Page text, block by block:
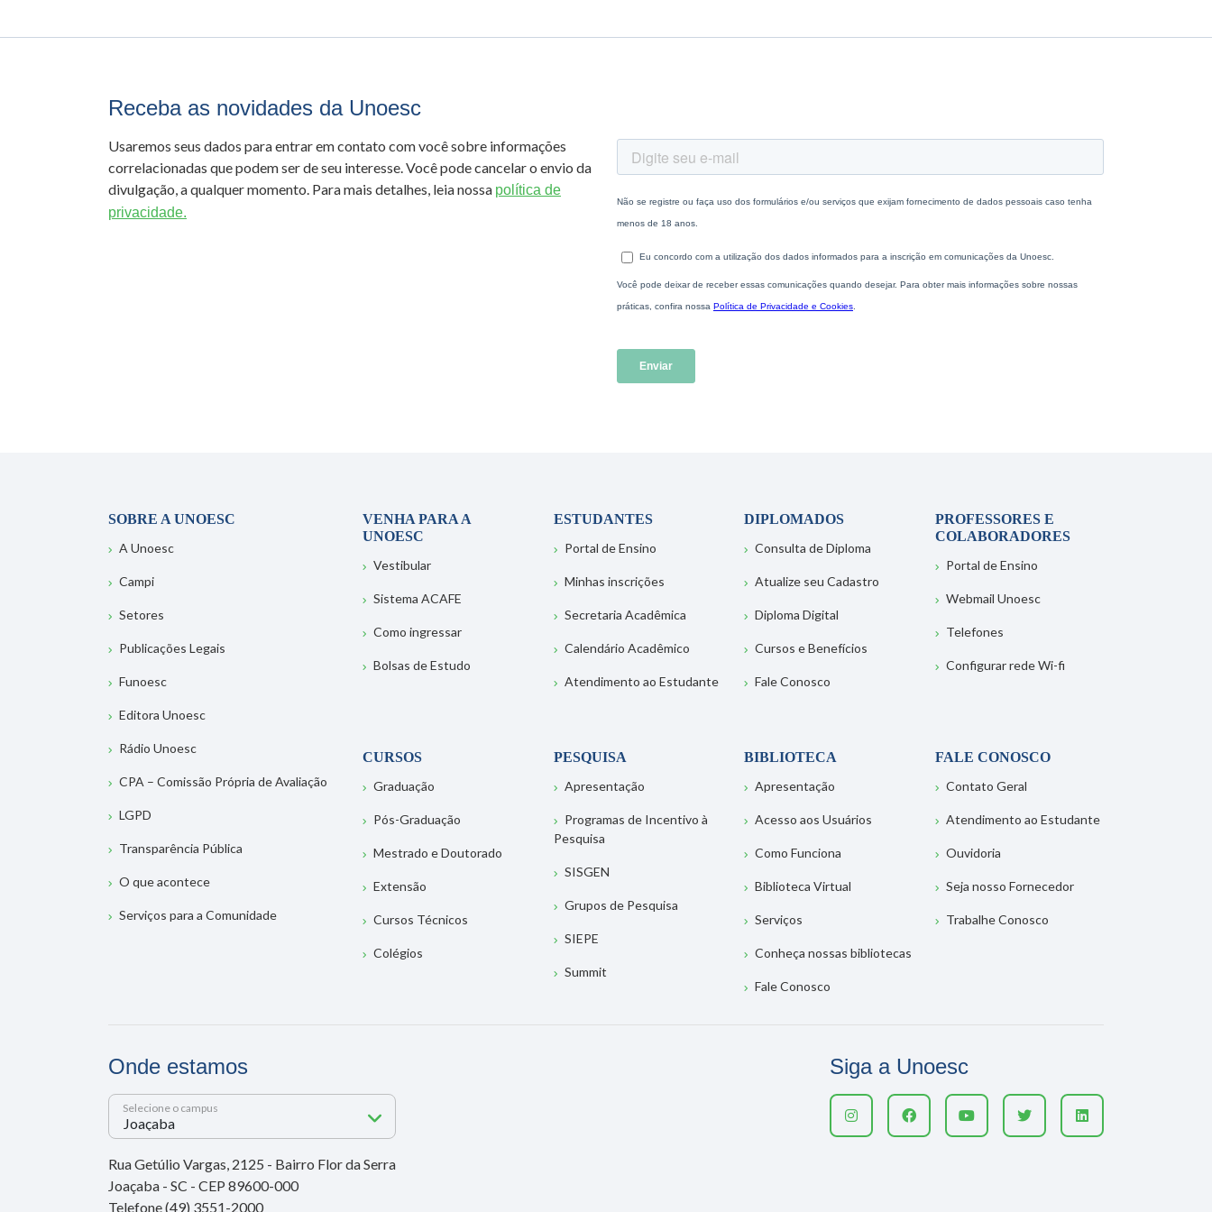
Receba as novidades da Unoesc
Usaremos seus dados para entrar em contato com você sobre informações
correlacionadas que podem ser de seu interesse. Você pode cancelar o envio da
divulgação, a qualquer momento. Para mais detalhes, leia nossa política de
privacidade.
SOBRE A UNOESC
A Unoesc
Campi
Setores
Publicações Legais
Funoesc
Editora Unoesc
Rádio Unoesc
CPA – Comissão Própria de Avaliação
LGPD
Transparência Pública
O que acontece
Serviços para a Comunidade
VENHA PARA A
UNOESC
Vestibular
Sistema ACAFE
Como ingressar
Bolsas de Estudo
ESTUDANTES
Portal de Ensino
Minhas inscrições
Secretaria Acadêmica
Calendário Acadêmico
Atendimento ao Estudante
DIPLOMADOS
Consulta de Diploma
Atualize seu Cadastro
Diploma Digital
Cursos e Benefícios
Fale Conosco
PROFESSORES E
COLABORADORES
Portal de Ensino
Webmail Unoesc
Telefones
Configurar rede Wi-fi
CURSOS
Graduação
Pós-Graduação
Mestrado e Doutorado
Extensão
Cursos Técnicos
Colégios
PESQUISA
Apresentação
Programas de Incentivo à
Pesquisa
SISGEN
Grupos de Pesquisa
SIEPE
Summit
BIBLIOTECA
Apresentação
Acesso aos Usuários
Como Funciona
Biblioteca Virtual
Serviços
Conheça nossas bibliotecas
Fale Conosco
FALE CONOSCO
Contato Geral
Atendimento ao Estudante
Ouvidoria
Seja nosso Fornecedor
Trabalhe Conosco
Onde estamos
Selecione o campus
Rua Getúlio Vargas, 2125 - Bairro Flor da Serra
Joaçaba - SC - CEP 89600-000
Telefone (49) 3551-2000
Siga a Unoesc